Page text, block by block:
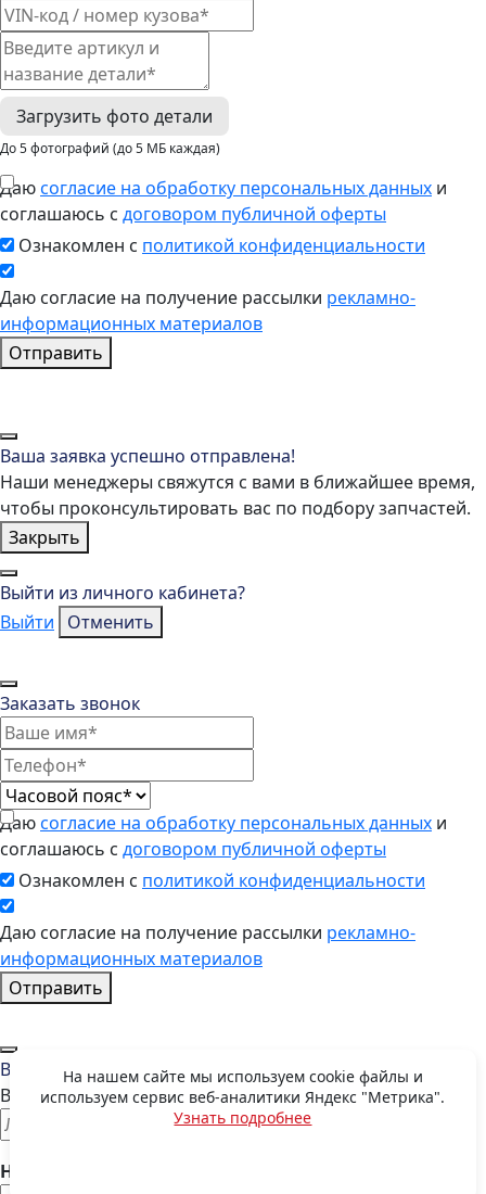
Загрузить фото детали
До 5 фотографий (до 5 МБ каждая)
Даюсогласие на обработку персональных данных и
соглашаюсь с договором публичной оферты
Ознакомлен с политикой конфиденциальности
Даю согласие на получение рассылки рекламно-
информационных материалов
Отправить
Ваша заявка успешно отправлена!
Наши менеджеры свяжутся с вами в ближайшее время,
чтобы проконсультировать вас по подбору запчастей.
Закрыть
Выйти из личного кабинета?
Выйти
Отменить
Заказать звонок
Даюсогласие на обработку персональных данных и
соглашаюсь с договором публичной оферты
Ознакомлен с политикой конфиденциальности
Даю согласие на получение рассылки рекламно-
информационных материалов
Отправить
Восстановить пароль
Введите E-mail, указанный при регистрации
Номер телефона:
На нашем сайте мы используем cookie файлы и
используем сервис веб-аналитики Яндекс "Метрика".
Узнать подробнее